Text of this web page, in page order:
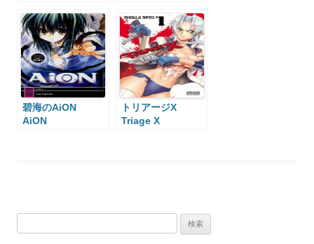
碧海のAiON
AiON
トリアージX
Triage X